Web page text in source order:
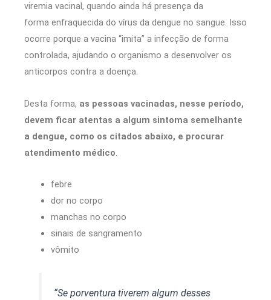
viremia vacinal, quando ainda há presença da
forma enfraquecida do vírus da dengue no sangue. Isso
ocorre porque a vacina “imita” a infecção de forma
controlada, ajudando o organismo a desenvolver os
anticorpos contra a doença.
Desta forma, as pessoas vacinadas, nesse período,
devem ficar atentas a algum sintoma semelhante
a dengue, como os citados abaixo, e procurar
atendimento médico.
febre
dor no corpo
manchas no corpo
sinais de sangramento
vômito
“Se porventura tiverem algum desses